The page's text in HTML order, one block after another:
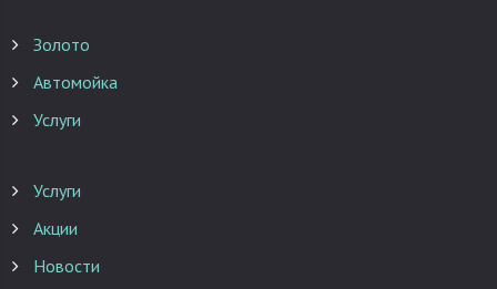
Золото
Автомойка
Услуги
Услуги
Акции
Новости